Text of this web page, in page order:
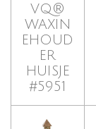
VQ®
WAXIN
EHOUD
ER
HUISJE
#5951